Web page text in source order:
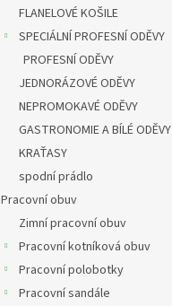
FLANELOVÉ KOŠILE
SPECIÁLNÍ PROFESNÍ ODĚVY
PROFESNÍ ODĚVY
JEDNORÁZOVÉ ODĚVY
NEPROMOKAVÉ ODĚVY
GASTRONOMIE A BÍLÉ ODĚVY
KRAŤASY
spodní prádlo
Pracovní obuv
Zimní pracovní obuv
Pracovní kotníková obuv
Pracovní polobotky
Pracovní sandále